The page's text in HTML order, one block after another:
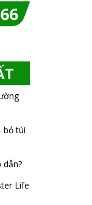
bỏ túi
dẫn?
Life